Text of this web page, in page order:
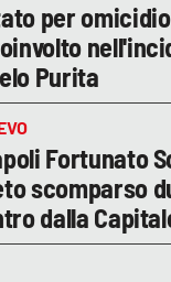
per
Purita
Fortunato
scomparso
dalla